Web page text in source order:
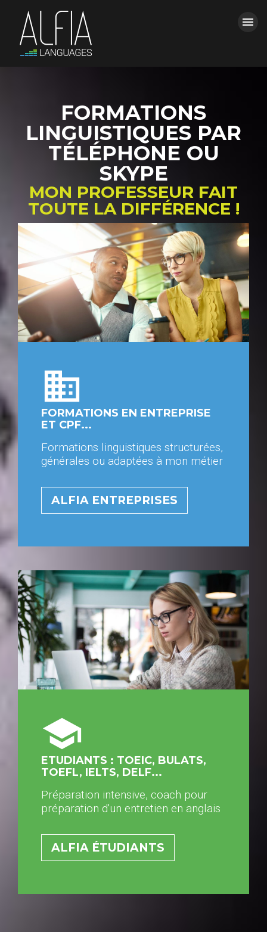
menu
FORMATIONS
ALFIA
CONTACT & DEVIS
power_settings_new Espace Clients
FORMATIONS
LINGUISTIQUES PAR
TÉLÉPHONE OU
SKYPE
MON PROFESSEUR FAIT
TOUTE LA DIFFÉRENCE !
domain
FORMATIONS EN ENTREPRISE
ET CPF...
Formations linguistiques structurées,
générales ou adaptées à mon métier
ALFIA ENTREPRISES
school
ETUDIANTS : TOEIC, BULATS,
TOEFL, IELTS, DELF...
Préparation intensive, coach pour
préparation d'un entretien en anglais
ALFIA ÉTUDIANTS